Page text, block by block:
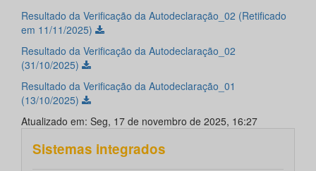
Resultado da Verificação da Autodeclaração_02 (Retificado
em 11/11/2025)
Resultado da Verificação da Autodeclaração_02
(31/10/2025)
Resultado da Verificação da Autodeclaração_01
(13/10/2025)
Atualizado em: Seg, 17 de novembro de 2025, 16:27
Sistemas integrados